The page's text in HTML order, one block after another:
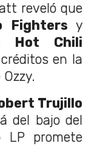
reveló que
Fighters y
Hot Chili
en la
Trujillo
del bajo del
LP promete